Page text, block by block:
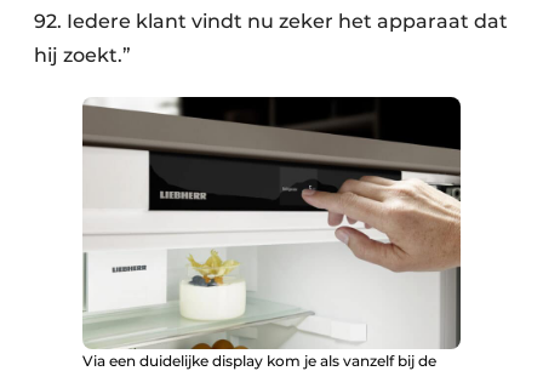
92. Iedere klant vindt nu zeker het apparaat dat
hij zoekt.”
Via een duidelijke display kom je als vanzelf bij de